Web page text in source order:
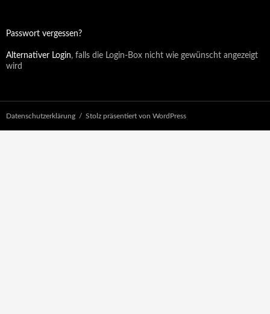
Passwort vergessen?
Alternativer Login, falls die Login-Box nicht wie gewünscht angezeigt
wird
Datenschutzerklärung Stolz präsentiert von WordPress